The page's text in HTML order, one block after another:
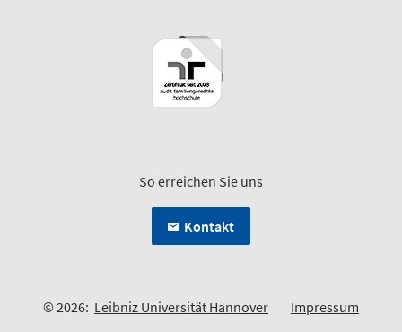
So erreichen Sie uns
Kontakt
© 2026: Leibniz Universität Hannover
Impressum